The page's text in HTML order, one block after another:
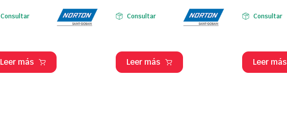
Consultar
Leer más
Consultar
Leer más
Consultar
Leer más